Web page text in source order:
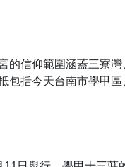
信仰範圍涵蓋三寮
括今天台南市學甲